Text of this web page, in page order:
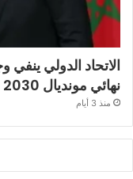
الاتحاد الدولي
نهائي مونديال 2030
منذ 3 أيام